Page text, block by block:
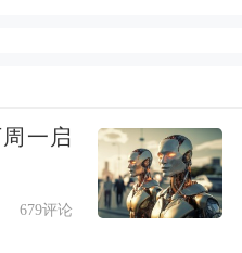
提供全周期金融
示，科技创新具有
险大等特点，离不
一启
679评论